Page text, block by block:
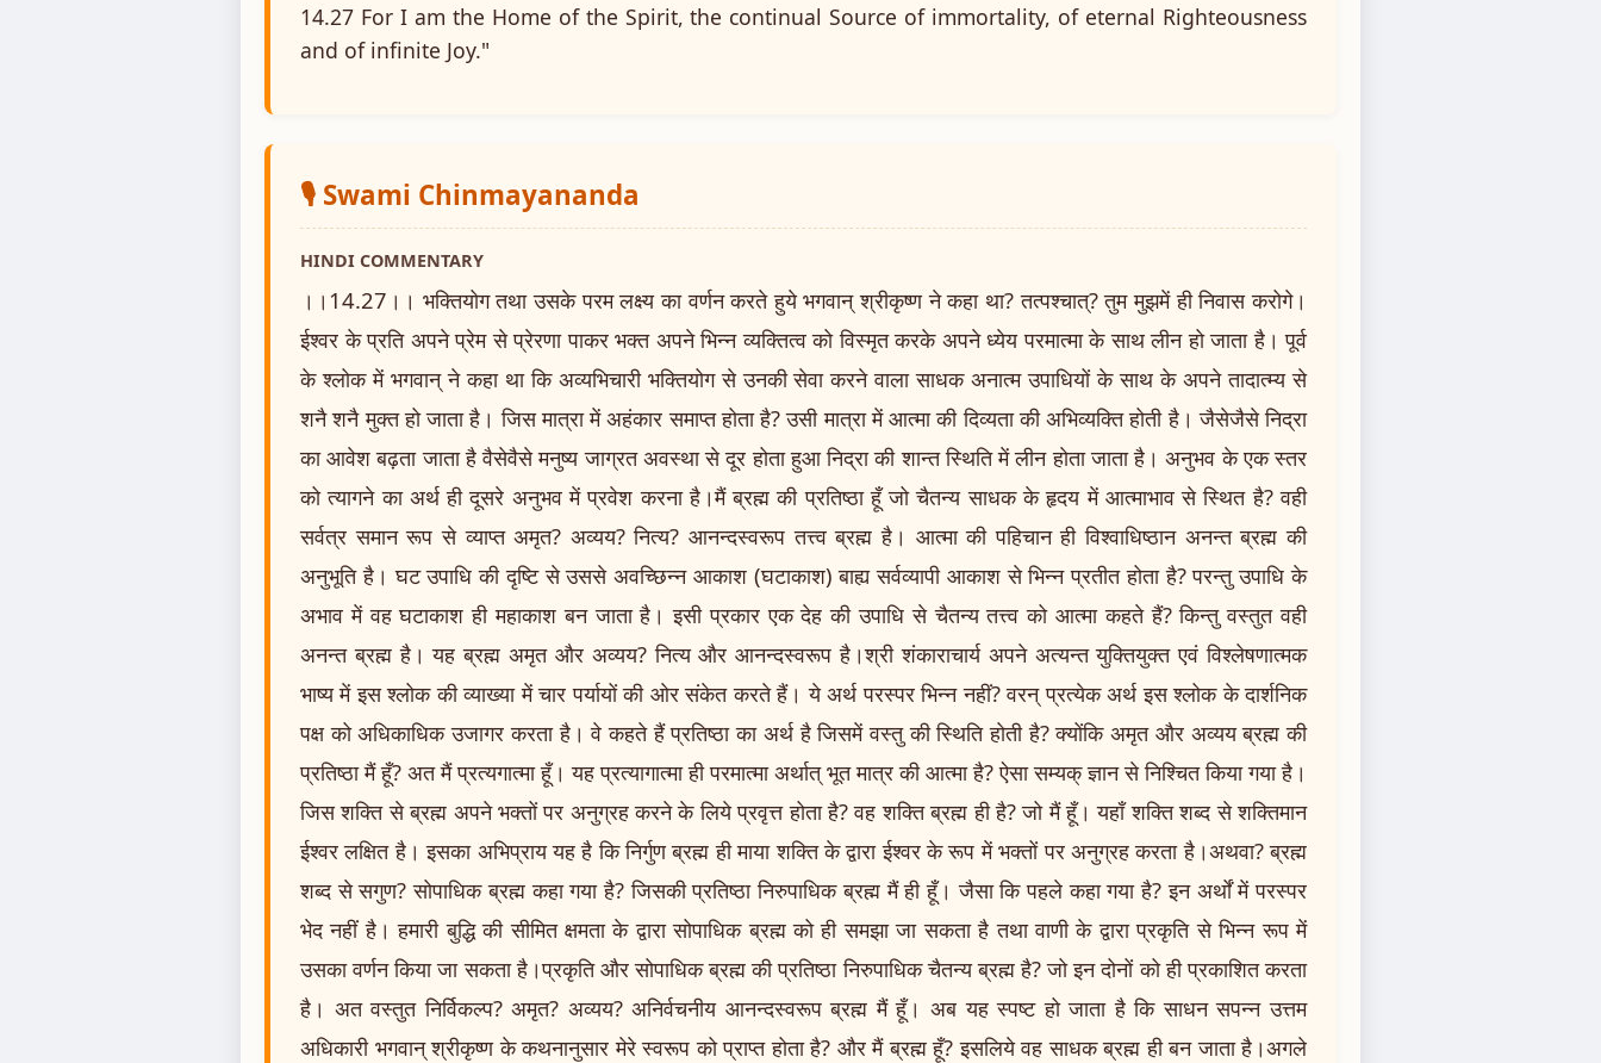
14.27 For I am the Home of the Spirit, the continual Source of immortality, of eternal Righteousness
and of infinite Joy."
🎙️ Swami Chinmayananda
HINDI COMMENTARY
।।14.27।। भक्तियोग तथा उसके परम लक्ष्य का वर्णन करते हुये भगवान् श्रीकृष्ण ने कहा था? तत्पश्चात्? तुम मुझमें ही निवास करोगे।
ईश्वर के प्रति अपने प्रेम से प्रेरणा पाकर भक्त अपने भिन्न व्यक्तित्व को विस्मृत करके अपने ध्येय परमात्मा के साथ लीन हो जाता है। पूर्व
के श्लोक में भगवान् ने कहा था कि अव्यभिचारी भक्तियोग से उनकी सेवा करने वाला साधक अनात्म उपाधियों के साथ के अपने तादात्म्य से
शनै शनै मुक्त हो जाता है। जिस मात्रा में अहंकार समाप्त होता है? उसी मात्रा में आत्मा की दिव्यता की अभिव्यक्ति होती है। जैसेजैसे निद्रा
का आवेश बढ़ता जाता है वैसेवैसे मनुष्य जाग्रत अवस्था से दूर होता हुआ निद्रा की शान्त स्थिति में लीन हाेता जाता है। अनुभव के एक स्तर
को त्यागने का अर्थ ही दूसरे अनुभव में प्रवेश करना है।मैं ब्रह्म की प्रतिष्ठा हूँ जो चैतन्य साधक के हृदय में आत्माभाव से स्थित है? वही
सर्वत्र समान रूप से व्याप्त अमृत? अव्यय? नित्य? आनन्दस्वरूप तत्त्व ब्रह्म है। आत्मा की पहिचान ही विश्वाधिष्ठान अनन्त ब्रह्म की
अनुभूति है। घट उपाधि की दृष्टि से उससे अवच्छिन्न आकाश (घटाकाश) बाह्य सर्वव्यापी आकाश से भिन्न प्रतीत होता है? परन्तु उपाधि के
अभाव में वह घटाकाश ही महाकाश बन जाता है। इसी प्रकार एक देह की उपाधि से चैतन्य तत्त्व को आत्मा कहते हैं? किन्तु वस्तुत वही
अनन्त ब्रह्म है। यह ब्रह्म अमृत और अव्यय? नित्य और आनन्दस्वरूप है।श्री शंकाराचार्य अपने अत्यन्त युक्तियुक्त एवं विश्लेषणात्मक
भाष्य में इस श्लोक की व्याख्या में चार पर्यायों की ओर संकेत करते हैं। ये अर्थ परस्पर भिन्न नहीं? वरन् प्रत्येक अर्थ इस श्लोक के दार्शनिक
पक्ष को अधिकाधिक उजागर करता है। वे कहते हैं प्रतिष्ठा का अर्थ है जिसमें वस्तु की स्थिति होती है? क्योंकि अमृत और अव्यय ब्रह्म की
प्रतिष्ठा मैं हूँ? अत मैं प्रत्यगात्मा हूँ। यह प्रत्यागात्मा ही परमात्मा अर्थात् भूत मात्र की आत्मा है? ऐसा सम्यक् ज्ञान से निश्चित किया गया है।
जिस शक्ति से ब्रह्म अपने भक्तों पर अनुग्रह करने के लिये प्रवृत्त होता है? वह शक्ति ब्रह्म ही है? जो मैं हूँ। यहाँ शक्ति शब्द से शक्तिमान
ईश्वर लक्षित है। इसका अभिप्राय यह है कि निर्गुण ब्रह्म ही माया शक्ति के द्वारा ईश्वर के रूप में भक्तों पर अनुग्रह करता है।अथवा? ब्रह्म
शब्द से सगुण? सोपाधिक ब्रह्म कहा गया है? जिसकी प्रतिष्ठा निरुपाधिक ब्रह्म मैं ही हूँ। जैसा कि पहले कहा गया है? इन अर्थों में परस्पर
भेद नहीं है। हमारी बुद्धि की सीमित क्षमता के द्वारा सोपाधिक ब्रह्म को ही समझा जा सकता है तथा वाणी के द्वारा प्रकृति से भिन्न रूप में
उसका वर्णन किया जा सकता है।प्रकृति और सोपाधिक ब्रह्म की प्रतिष्ठा निरुपाधिक चैतन्य ब्रह्म है? जो इन दोनों को ही प्रकाशित करता
है। अत वस्तुत निर्विकल्प? अमृत? अव्यय? अनिर्वचनीय आनन्दस्वरूप ब्रह्म मैं हूँ। अब यह स्पष्ट हो जाता है कि साधन सपन्न उत्तम
अधिकारी भगवान् श्रीकृष्ण के कथनानुसार मेरे स्वरूप को प्राप्त होता है? और मैं ब्रह्म हूँ? इसलिये वह साधक ब्रह्म ही बन जाता है।अगले